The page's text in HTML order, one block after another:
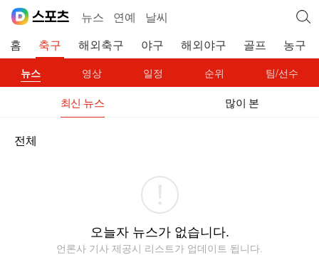
뉴스 연예 날씨
홈 축구 해외축구 야구 해외야구 골프 농구
뉴스 영상 일정 순위 팀/선수
최신 뉴스 많이 본
전체
오늘자 뉴스가 없습니다.
언론사 기사 제공시 리스트가 업데이트 됩니다.